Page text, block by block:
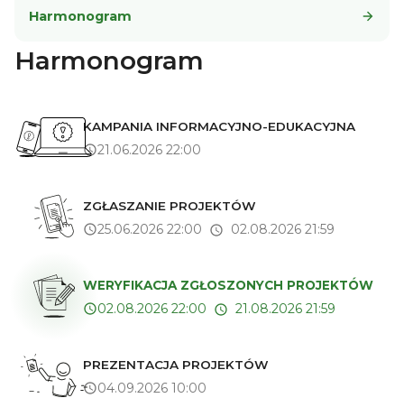
Harmonogram
Harmonogram
KAMPANIA INFORMACYJNO-EDUKACYJNA
21.06.2026 22:00
ZGŁASZANIE PROJEKTÓW
25.06.2026 22:00 02.08.2026 21:59
WERYFIKACJA ZGŁOSZONYCH PROJEKTÓW
02.08.2026 22:00 21.08.2026 21:59
PREZENTACJA PROJEKTÓW
04.09.2026 10:00